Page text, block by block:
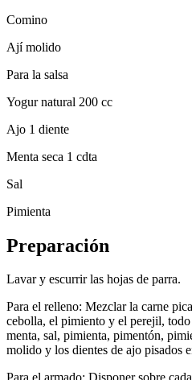
Comino
Ají molido
Para la salsa
Yogur natural 200 cc
Ajo 1 diente
Menta seca 1 cdta
Sal
Pimienta
Preparación
Lavar y escurrir las hojas de parra.
Para el relleno: Mezclar la carne
cebolla, el pimiento y el perejil,
menta, sal, pimienta, pimentón,
molido y los dientes de ajo pisados